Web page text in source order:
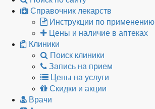
Справочник лекарств
Инструкции по применению
Цены и наличие в аптеках
Клиники
Поиск клиники
Запись на прием
Цены на услуги
Скидки и акции
Врачи